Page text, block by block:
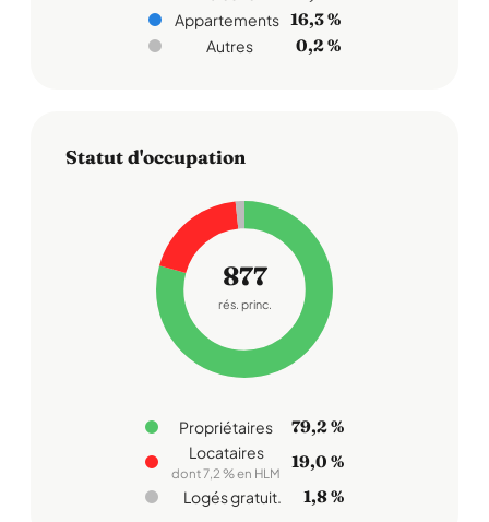
Appartements 16,3 %
Autres 0,2 %
Statut d'occupation
877
rés. princ.
Propriétaires 79,2 %
Locataires
dont 7,2 % en HLM
19,0 %
Logés gratuit. 1,8 %